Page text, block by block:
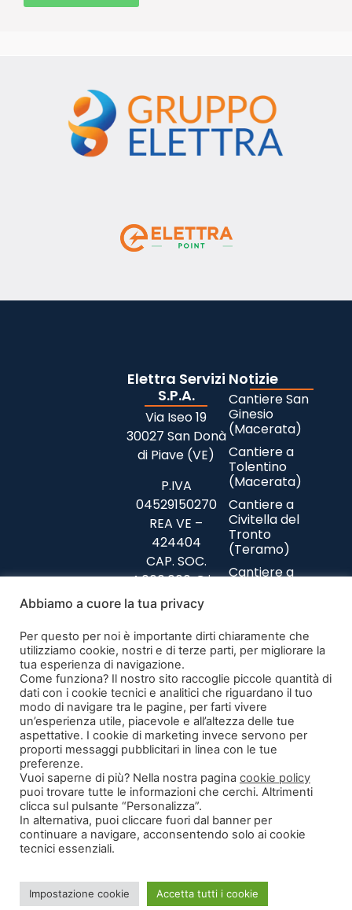
Elettra Servizi
S.P.A.
Via Iseo 19
30027 San Donà
di Piave (VE)
P.IVA
04529150270
REA VE –
424404
CAP. SOC.
4.000.000 € i.v.
Privacy Policy
Codice Etico
Politiche parità
di genere
Modulo di
recesso
Segnalazione
illeciti
Notizie
Cantiere San
Ginesio
(Macerata)
Cantiere a
Tolentino
(Macerata)
Cantiere a
Civitella del
Tronto
(Teramo)
Cantiere a
Foligno (Perugia)
Cantiere a
Teramo
©2026 Tutti i diritti sono riservati
La società ha ricevuto nel corso del 2020 aiuti di stato pubblicati sul
Abbiamo a cuore la tua privacy
Per questo per noi è importante dirti chiaramente che
utilizziamo cookie, nostri e di terze parti, per migliorare la
tua esperienza di navigazione.
Come funziona? Il nostro sito raccoglie piccole quantità di
dati con i cookie tecnici e analitici che riguardano il tuo
modo di navigare tra le pagine, per farti vivere
un’esperienza utile, piacevole e all’altezza delle tue
aspettative. I cookie di marketing invece servono per
proporti messaggi pubblicitari in linea con le tue
preferenze.
Vuoi saperne di più? Nella nostra pagina cookie policy
puoi trovare tutte le informazioni che cerchi. Altrimenti
clicca sul pulsante “Personalizza”.
In alternativa, puoi cliccare fuori dal banner per
continuare a navigare, acconsentendo solo ai cookie
tecnici essenziali.
Impostazione cookie Accetta tutti i cookie